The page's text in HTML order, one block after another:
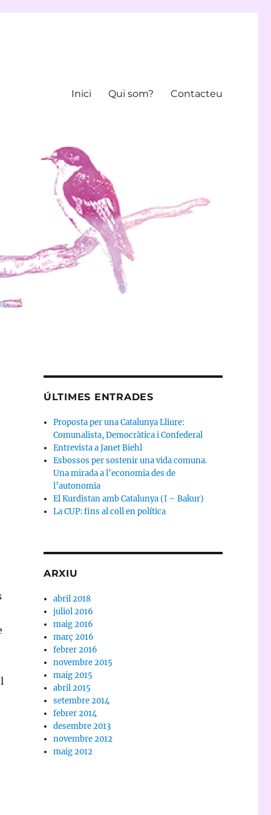
Inici Qui som? Contacteu
ÚLTIMES ENTRADES
Proposta per una Catalunya Lliure:
Comunalista, Democràtica i Confederal
Entrevista a Janet Biehl
Esbossos per sostenir una vida comuna.
Una mirada a l’economia des de
l’autonomia
El Kurdistan amb Catalunya (I – Bakur)
La CUP: fins al coll en política
ARXIU
abril 2018
juliol 2016
maig 2016
març 2016
febrer 2016
novembre 2015
maig 2015
abril 2015
setembre 2014
febrer 2014
desembre 2013
novembre 2012
maig 2012